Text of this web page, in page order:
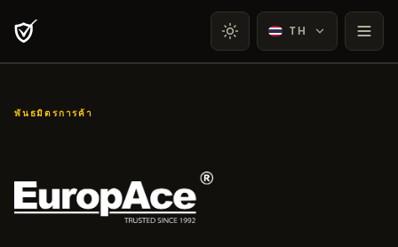
TH
พันธมิตรการค้า